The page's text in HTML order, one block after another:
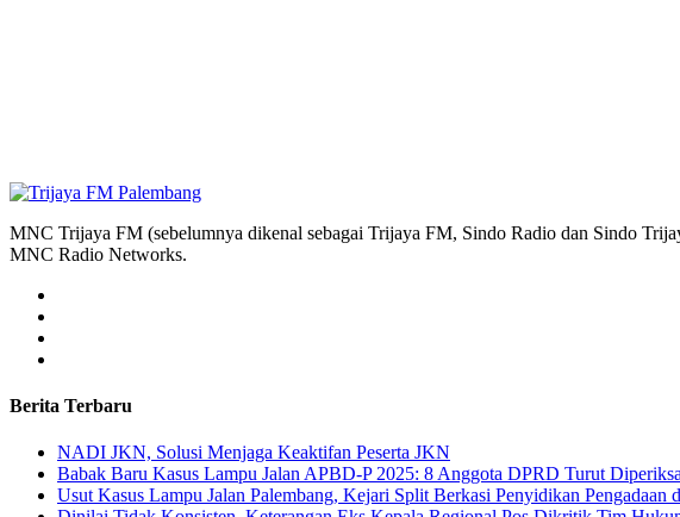
MNC Trijaya FM (sebelumnya dikenal sebagai Trijaya FM, Sindo Radio dan Sindo
MNC Radio Networks.
Berita Terbaru
NADI JKN, Solusi Menjaga Keaktifan Peserta JKN
Babak Baru Kasus Lampu Jalan APBD-P 2025: 8 Anggota DPRD Turut Diperiksa
Usut Kasus Lampu Jalan Palembang, Kejari Split Berkasi Penyidikan Pengadaan